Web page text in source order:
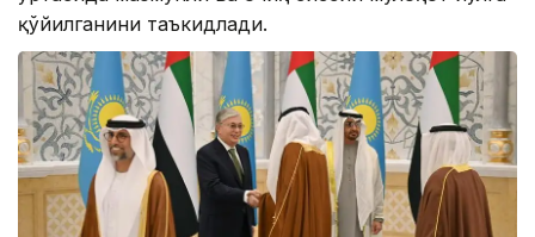
қўйилганини таъкидлади.